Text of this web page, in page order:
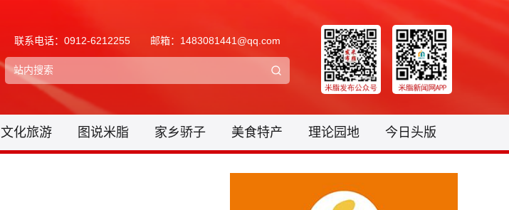
联系电话：0912-6212255 邮箱：1483081441@qq.com
文化旅游 图说米脂 家乡骄子 美食特产 理论园地 今日头版